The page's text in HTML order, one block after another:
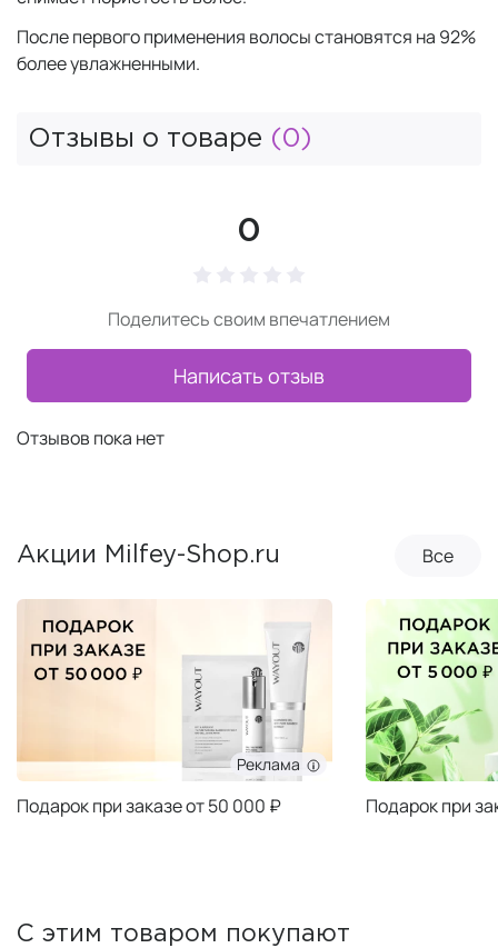
После первого применения волосы становятся на 92%
более увлажненными.
Отзывы о товаре (0)
0
Поделитесь своим впечатлением
Написать отзыв
Отзывов пока нет
Акции Milfey-Shop.ru Все
Реклама
Подарок при заказе от 50 000 ₽ Подарок при
С этим товаром покупают